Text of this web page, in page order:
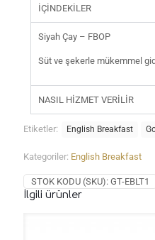
İÇİNDEKİLER
Siyah Çay – FBOP
Süt ve şekerle mükemmel
NASIL HİZMET VERİLİR
Etiketler: English Breakfast
Kategoriler: English Breakfast
STOK KODU (SKU): GT-EBLT1
İlgili ürünler